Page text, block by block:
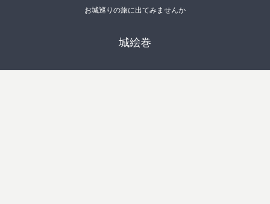
お城巡りの旅に出てみませんか
城絵巻